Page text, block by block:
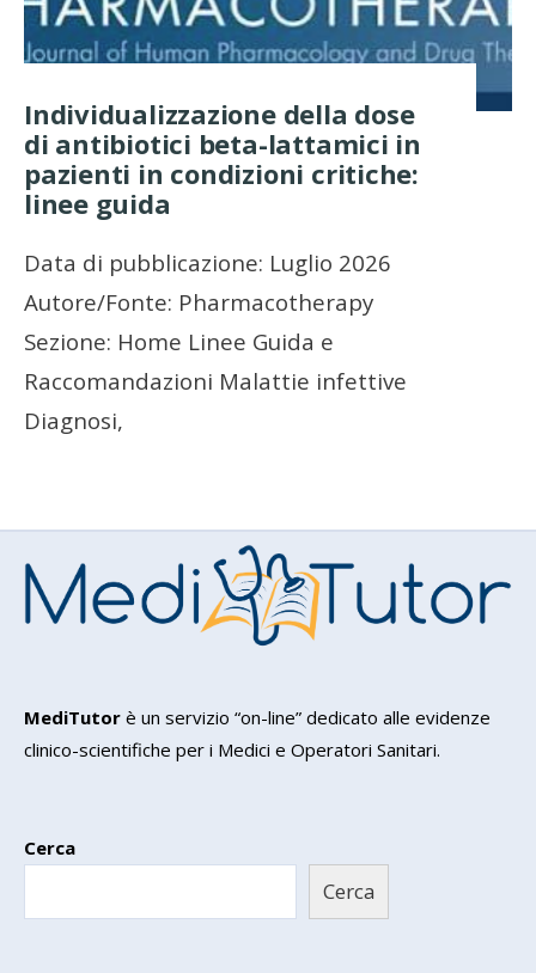
Individualizzazione della dose
di antibiotici beta-lattamici in
pazienti in condizioni critiche:
linee guida
Data di pubblicazione: Luglio 2026
Autore/Fonte: Pharmacotherapy
Sezione: Home Linee Guida e
Raccomandazioni Malattie infettive
Diagnosi,
MediTutor è un servizio “on-line” dedicato alle evidenze
clinico-scientifiche per i Medici e Operatori Sanitari.
Cerca
Cerca